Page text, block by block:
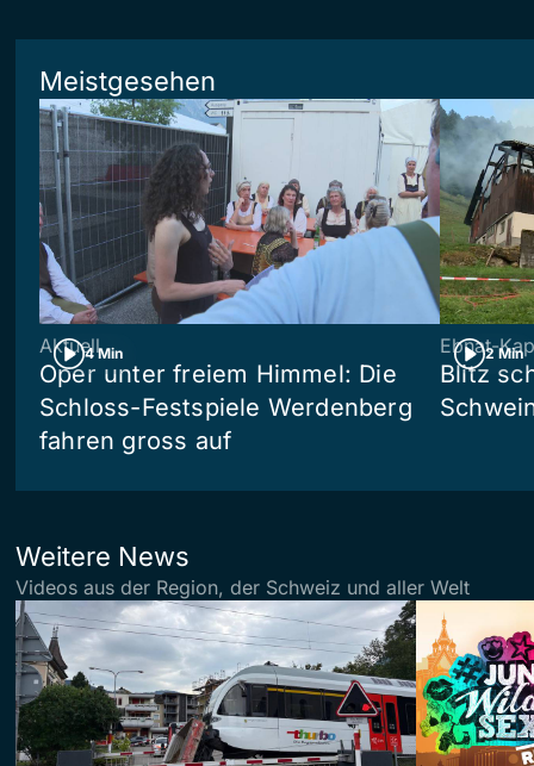
Meistgesehen
4 Min
Aktuell
Oper unter freiem Himmel: Die
Schloss-Festspiele Werdenberg
fahren gross auf
2 Min
Ebnat-
Blitz
Weitere News
Videos aus der Region, der Schweiz und aller Welt